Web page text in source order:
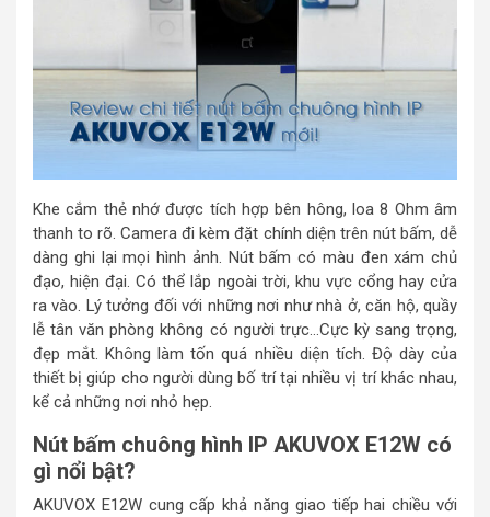
Khe cắm thẻ nhớ được tích hợp bên hông, loa 8 Ohm âm
thanh to rõ. Camera đi kèm đặt chính diện trên nút bấm, dễ
dàng ghi lại mọi hình ảnh. Nút bấm có màu đen xám chủ
đạo, hiện đại. Có thể lắp ngoài trời, khu vực cổng hay cửa
ra vào. Lý tưởng đối với những nơi như nhà ở, căn hộ, quầy
lễ tân văn phòng không có người trực…Cực kỳ sang trọng,
đẹp mắt. Không làm tốn quá nhiều diện tích. Độ dày của
thiết bị giúp cho người dùng bố trí tại nhiều vị trí khác nhau,
kể cả những nơi nhỏ hẹp.
Nút bấm chuông hình IP AKUVOX E12W có
gì nổi bật?
AKUVOX E12W cung cấp khả năng giao tiếp hai chiều với